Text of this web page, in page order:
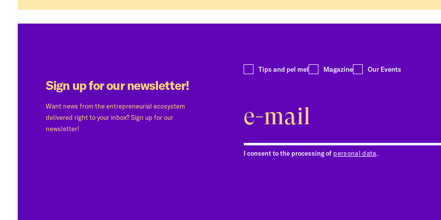
Sign up for our newsletter!
Want news from the entrepreneurial ecosystem
delivered right to your inbox? Sign up for our
newsletter!
Tips and pel mel Magazine Our Events
I consent to the processing of personal data.